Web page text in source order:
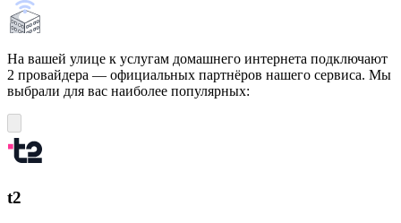
На вашей улице к услугам домашнего интернета подключают
2 провайдера — официальных партнёров нашего сервиса. Мы
выбрали для вас наиболее популярных:
t2